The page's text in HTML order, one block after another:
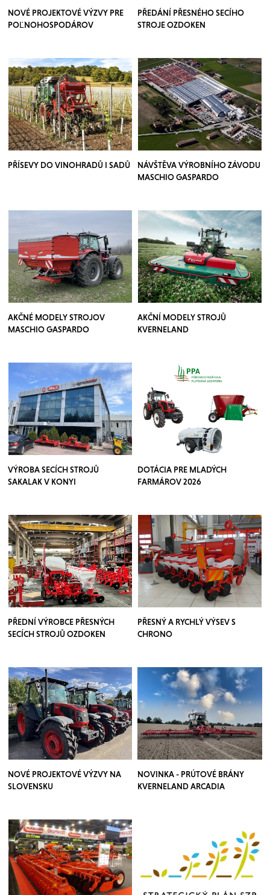
NOVÉ PROJEKTOVÉ VÝZVY PRE
POĽNOHOSPODÁROV
PŘEDÁNÍ PŘESNÉHO SECÍHO
STROJE OZDOKEN
PŘÍSEVY DO VINOHRADŮ I SADŮ
NÁVŠTĚVA VÝROBNÍHO ZÁVODU
MASCHIO GASPARDO
AKČNÉ MODELY STROJOV
MASCHIO GASPARDO
AKČNÍ MODELY STROJŮ
KVERNELAND
VÝROBA SECÍCH STROJŮ
SAKALAK V KONYI
DOTÁCIA PRE MLADÝCH
FARMÁROV 2026
PŘEDNÍ VÝROBCE PŘESNÝCH
SECÍCH STROJŮ OZDOKEN
PŘESNÝ A RYCHLÝ VÝSEV S
CHRONO
NOVÉ PROJEKTOVÉ VÝZVY NA
SLOVENSKU
NOVINKA - PRÚTOVÉ BRÁNY
KVERNELAND ARCADIA